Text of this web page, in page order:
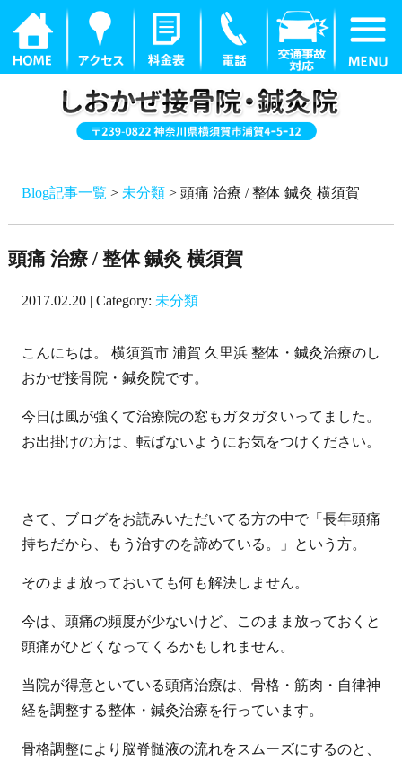
Blog記事一覧 > 未分類> 頭痛 治療 / 整体 鍼灸 横須賀
頭痛 治療 / 整体 鍼灸 横須賀
2017.02.20 | Category: 未分類
こんにちは。 横須賀市 浦賀 久里浜 整体・鍼灸治療のし
おかぜ接骨院・鍼灸院です。
今日は風が強くて治療院の窓もガタガタいってました。
お出掛けの方は、転ばないようにお気をつけください。
さて、ブログをお読みいただいてる方の中で「長年頭痛
持ちだから、もう治すのを諦めている。」という方。
そのまま放っておいても何も解決しません。
今は、頭痛の頻度が少ないけど、このまま放っておくと
頭痛がひどくなってくるかもしれません。
当院が得意といている頭痛治療は、骨格・筋肉・自律神
経を調整する整体・鍼灸治療を行っています。
骨格調整により脳脊髄液の流れをスムーズにするのと、